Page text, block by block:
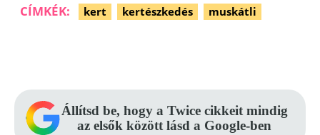
CÍMKÉK: kert kertészkedés muskátli
Állítsd be, hogy a Twice cikkeit mindig
az elsők között lásd a Google-ben